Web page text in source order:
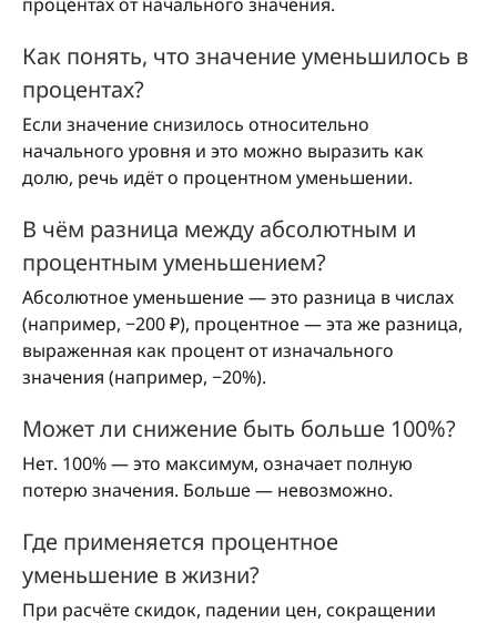
Как понять, что значение уменьшилось в
процентах?
Если значение снизилось относительно
начального уровня и это можно выразить как
долю, речь идёт о процентном уменьшении.
В чём разница между абсолютным и
процентным уменьшением?
Абсолютное уменьшение — это разница в числах
(например, −200 ₽), процентное — эта же разница,
выраженная как процент от изначального
значения (например, −20%).
Может ли снижение быть больше 100%?
Нет. 100% — это максимум, означает полную
потерю значения. Больше — невозможно.
Где применяется процентное
уменьшение в жизни?
При расчёте скидок, падении цен, сокращении